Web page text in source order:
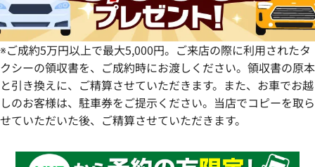
※ご成約5万円以上で最大5,000円。ご来店の際に利用されたタ
クシーの領収書を、ご成約時にお渡しください。領収書の原本
と引き換えに、ご精算させていただきます。また、お車でお越
しのお客様は、駐車券をご提示ください。当店でコピーを取ら
せていただいた後、ご精算させていただきます。